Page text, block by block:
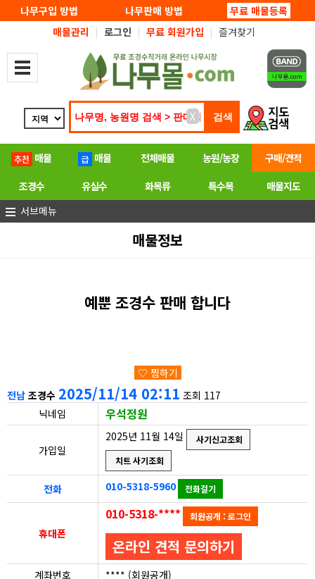
탑메뉴 바로가기
본문 바로가기
나무구입 방법 나무판매 방법
무료 매물등록
매물관리 | 로그인 | 무료 회원가입 | 즐겨찾기
X
매물 매물 전체매물 농원/농장
구매/견적
조경수
유실수 화목류 특수목
매물지도
서브메뉴
매물정보
예뿐 조경수 판매 합니다
♡ 찜하기
전남 조경수 2025/11/14 02:11 조회 117
닉네임
우석정원
가입일
2025년 11월 14일
사기신고조회
치트 사기조회
전화 010-5318-5960 전화걸기
휴대폰
010-5318-**** 회원공개 : 로그인
온라인 견적 문의하기
계좌번호 **** (회원공개)